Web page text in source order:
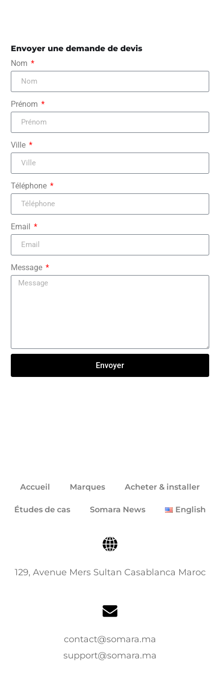
Envoyer une demande de devis
Nom
Prénom
Ville
Téléphone
Email
Message
Envoyer
Accueil Marques Acheter & installer
Études de cas Somara News English
129, Avenue Mers Sultan Casablanca Maroc
contact@somara.ma
support@somara.ma